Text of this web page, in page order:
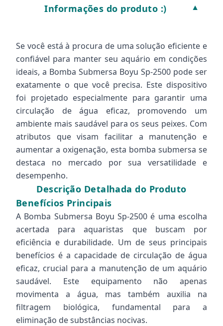
Informações do produto :) ▼
Se você está à procura de uma solução eficiente e
confiável para manter seu aquário em condições
ideais, a Bomba Submersa Boyu Sp-2500 pode ser
exatamente o que você precisa. Este dispositivo
foi projetado especialmente para garantir uma
circulação de água eficaz, promovendo um
ambiente mais saudável para os seus peixes. Com
atributos que visam facilitar a manutenção e
aumentar a oxigenação, esta bomba submersa se
destaca no mercado por sua versatilidade e
desempenho.
Descrição Detalhada do Produto
Benefícios Principais
A Bomba Submersa Boyu Sp-2500 é uma escolha
acertada para aquaristas que buscam por
eficiência e durabilidade. Um de seus principais
benefícios é a capacidade de circulação de água
eficaz, crucial para a manutenção de um aquário
saudável. Este equipamento não apenas
movimenta a água, mas também auxilia na
filtragem biológica, fundamental para a
eliminação de substâncias nocivas.